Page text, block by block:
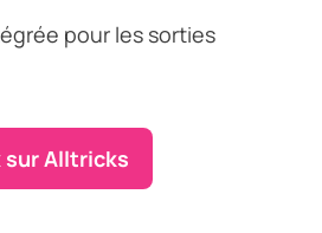
pour les sorties
sur Alltricks